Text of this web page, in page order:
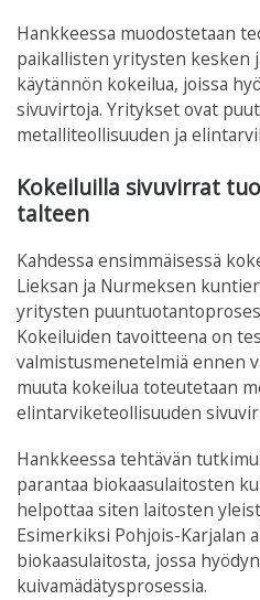
Hankkeessa muodostetaan
paikallisten yritysten kesken
käytännön kokeilua, joissa
sivuvirtoja. Yritykset ovat
metalliteollisuuden ja
Kokeiluilla sivuvirrat
talteen
Kahdessa ensimmäisessä
Lieksan ja Nurmeksen
yritysten
Kokeiluiden tavoitteena on
valmistusmenetelmiä ennen
muuta kokeilua toteutetaan
elintarviketeollisuuden
Hankkeessa tehtävän
parantaa biokaasulaitosten
helpottaa siten laitosten
Esimerkiksi Pohjois-Karjalan
biokaasulaitosta, jossa
kuivamädätysprosessia.